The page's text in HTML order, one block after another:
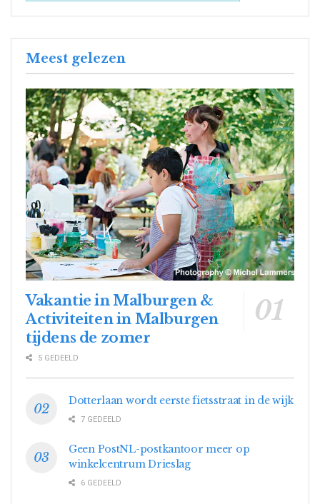
Meest gelezen
Vakantie in Malburgen &
Activiteiten in Malburgen
tijdens de zomer
5 GEDEELD
Dotterlaan wordt eerste fietsstraat in de wijk
7 GEDEELD
Geen PostNL-postkantoor meer op
winkelcentrum Drieslag
6 GEDEELD